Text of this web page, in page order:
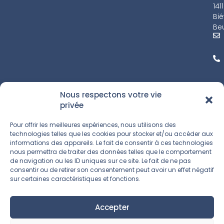
Nous respectons votre vie
privée
Pour offrir les meilleures expériences, nous utilisons des
technologies telles que les cookies pour stocker et/ou accéder aux
informations des appareils. Le fait de consentir à ces technologies
nous permettra de traiter des données telles que le comportement
de navigation ou les ID uniques sur ce site. Le fait de ne pas
consentir ou de retirer son consentement peut avoir un effet négatif
sur certaines caractéristiques et fonctions.
Accepter